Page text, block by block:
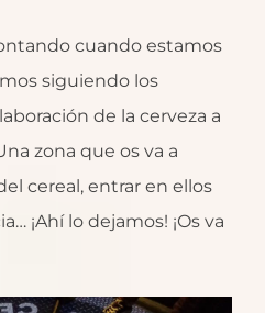
cuando estamos
siguiendo los
de la cerveza a
zona que os va a
cereal, entrar en ellos
¡Ahí lo dejamos! ¡Os va